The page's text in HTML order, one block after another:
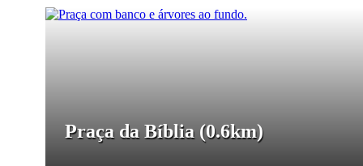
Praça da Bíblia (0.6km)